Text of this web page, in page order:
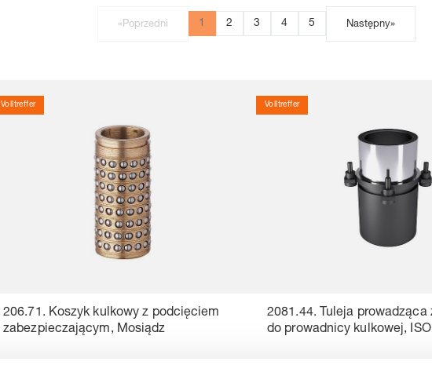
«Poprzedni 1 2 3 4 5 Następny»
Volltreffer
206.71. Koszyk kulkowy z podcięciem
zabezpieczającym, Mosiądz
Volltreffer
2081.44. Tuleja prowadząca
do prowadnicy kulkowej,